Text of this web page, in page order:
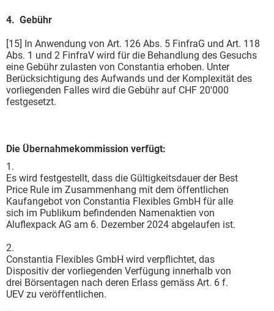
4. Gebühr
[15] In Anwendung von Art. 126 Abs. 5 FinfraG und Art. 118
Abs. 1 und 2 FinfraV wird für die Behandlung des Gesuchs
eine Gebühr zulasten von Constantia erhoben. Unter
Berücksichtigung des Aufwands und der Komplexität des
vorliegenden Falles wird die Gebühr auf CHF 20'000
festgesetzt.
Die Übernahmekommission verfügt:
1.
Es wird festgestellt, dass die Gültigkeitsdauer der Best
Price Rule im Zusammenhang mit dem öffentlichen
Kaufangebot von Constantia Flexibles GmbH für alle
sich im Publikum befindenden Namenaktien von
Aluflexpack AG am 6. Dezember 2024 abgelaufen ist.
2.
Constantia Flexibles GmbH wird verpflichtet, das
Dispositiv der vorliegenden Verfügung innerhalb von
drei Börsentagen nach deren Erlass gemäss Art. 6 f.
UEV zu veröffentlichen.